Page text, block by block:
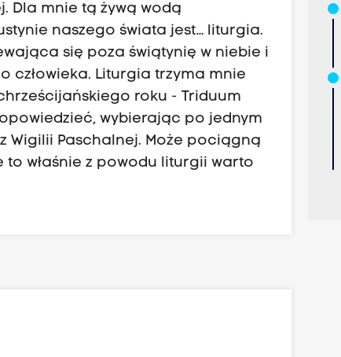
Dla mnie tą żywą wodą
naszego świata jest… liturgia.
się poza świątynię w niebie i
człowieka. Liturgia trzyma mnie
roku - Triduum
wybierając po jednym
Wigilii Paschalnej. Może pociągną
to właśnie z powodu liturgii warto